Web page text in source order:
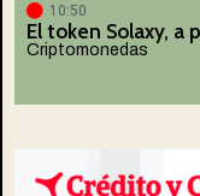
10:50
El token Solaxy, a
Criptomonedas